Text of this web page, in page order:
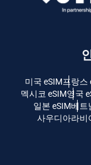
미국 eSIM프랑스
멕시코 eSIM영국
일본 eSIM베트
사우디아라비